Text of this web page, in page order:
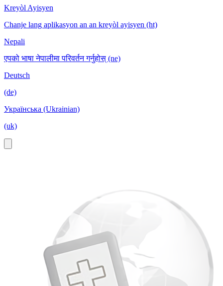
Kreyòl Ayisyen
Chanje lang aplikasyon an an kreyòl ayisyen (ht)
Nepali
एपको भाषा नेपालीमा परिवर्तन गर्नुहोस् (ne)
Deutsch
(de)
Українська (Ukrainian)
(uk)